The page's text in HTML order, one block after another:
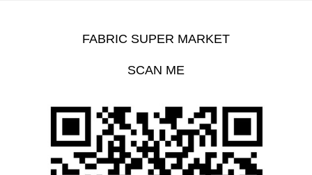
FABRIC SUPER MARKET
SCAN ME